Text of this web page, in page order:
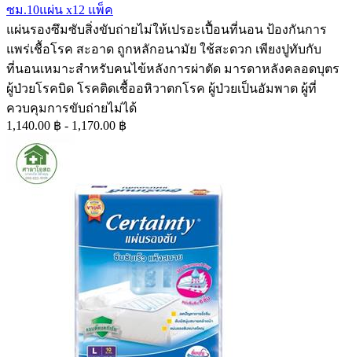
ซม.10แผ่น x12 แพ็ค
แผ่นรองซึมซับสิ่งขับถ่ายไม่ให้เปรอะเปื้อนที่นอน ป้องกันการ
แพร่เชื้อโรค สะอาด ถูกหลักอนามัย ใช้สะดวก เพียงปูทับกับ
ที่นอนเหมาะสำหรับคนไข้หลังการผ่าตัด มารดาหลังคลอดบุตร
ผู้ป่วยโรคบิด โรคติดเชื้ออหิวาตกโรค ผู้ป่วยเป็นอัมพาต ผู้ที่
ควบคุมการขับถ่ายไม่ได้
1,140.00 ฿ - 1,170.00 ฿